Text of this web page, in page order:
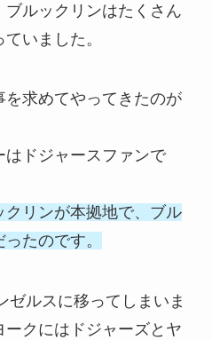
ブルックリンはたくさん
いました。
求めてやってきたのが
ドジャースファンで
リンが本拠地で、ブル
たのです。
ゼルスに移ってしまいま
クにはドジャーズとヤ